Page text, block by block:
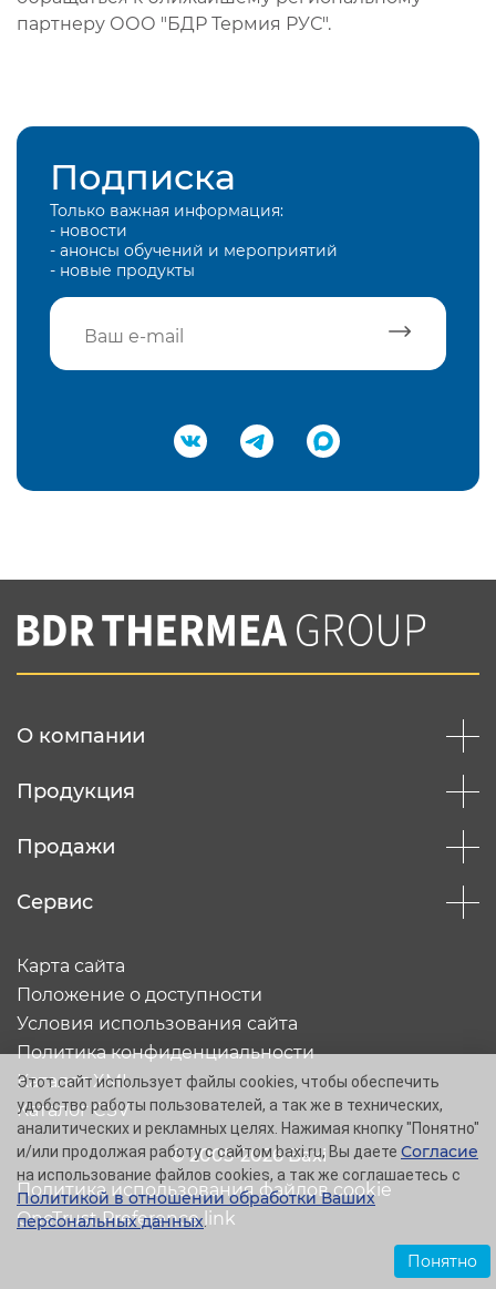
партнеру ООО "БДР Термия РУС".
Подписка
Только важная информация:
- новости
- анонсы обучений и мероприятий
- новые продукты
Подтвердить e-mail
Вы соглашаетесь с нашей политикой
конфеденциальности
О компании
Продукция
Продажи
Сервис
© 2005-2026 Baxi
Карта сайта
Положение о доступности
Условия использования сайта
Политика конфиденциальности
Каталог XML
Каталог CSV
Политика использования файлов cookie
OneTrust Preference link
Этот сайт использует файлы cookies, чтобы обеспечить
удобство работы пользователей, а так же в технических,
аналитических и рекламных целях. Нажимая кнопку "Понятно"
и/или продолжая работу с сайтом baxi.ru, Вы даете Согласие
на использование файлов cookies, а так же соглашаетесь с
Политикой в отношении обработки Ваших
персональных данных.
Понятно